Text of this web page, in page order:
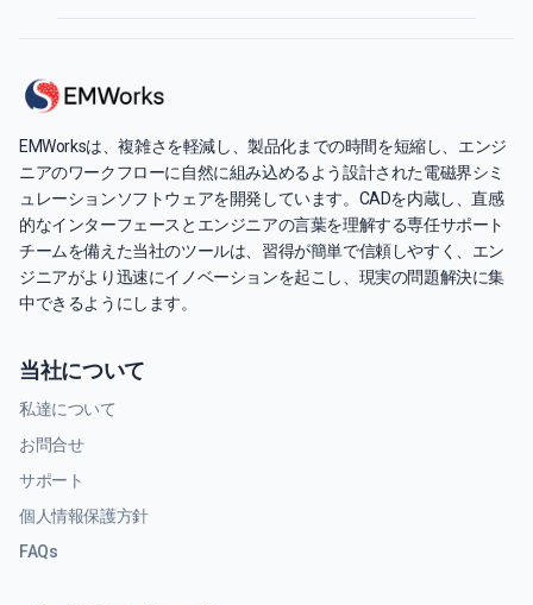
EMWorksは、複雑さを軽減し、製品化までの時間を短縮し、エンジ
ニアのワークフローに自然に組み込めるよう設計された電磁界シミ
ュレーションソフトウェアを開発しています。CADを内蔵し、直感
的なインターフェースとエンジニアの言葉を理解する専任サポート
チームを備えた当社のツールは、習得が簡単で信頼しやすく、エン
ジニアがより迅速にイノベーションを起こし、現実の問題解決に集
中できるようにします。
当社について
私達について
お問合せ
サポート
個人情報保護方針
FAQs